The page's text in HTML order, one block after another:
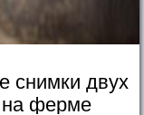
снимки двух
ферме